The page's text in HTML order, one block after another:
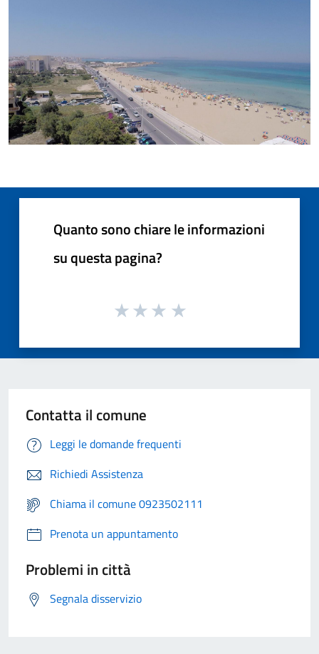
Quanto sono chiare le informazioni
su questa pagina?
Contatta il comune
Leggi le domande frequenti
Richiedi Assistenza
Chiama il comune 0923502111
Prenota un appuntamento
Problemi in città
Segnala disservizio